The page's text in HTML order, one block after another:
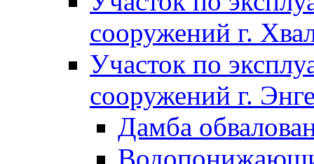
сооружений г.
Участок по
сооружений г.
Дамба